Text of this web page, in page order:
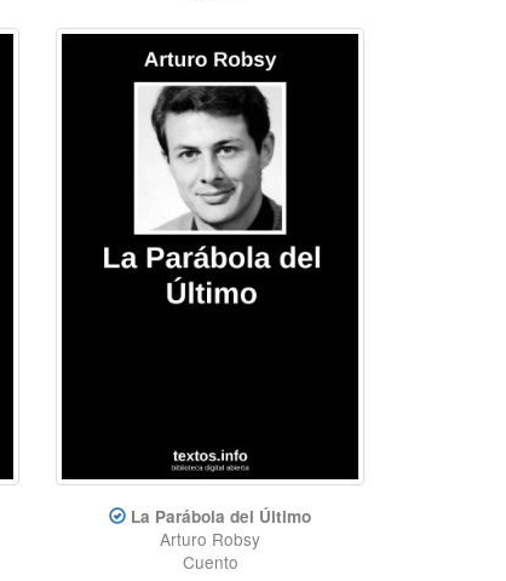
La Parábola del Último
Arturo Robsy
Cuento